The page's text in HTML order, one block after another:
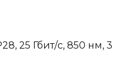
25 Гбит/с, 850 нм, 3